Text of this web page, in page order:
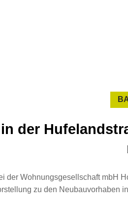
der
der Wohnungsgesellschaft mbH
zu den Neubauvorhaben